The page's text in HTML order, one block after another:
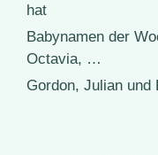
hat
Babynamen der
Octavia, …
Gordon, Julian und